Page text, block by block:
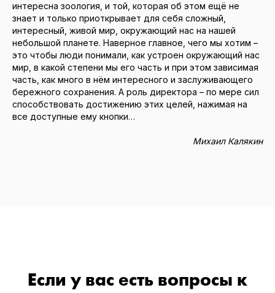
интересна зоология, и той, которая об этом ещё не
знает и только приоткрывает для себя сложный,
интересный, живой мир, окружающий нас на нашей
небольшой планете. Наверное главное, чего мы хотим –
это чтобы люди понимали, как устроен окружающий нас
мир, в какой степени мы его часть и при этом зависимая
часть, как много в нём интересного и заслуживающего
бережного сохранения. А роль директора – по мере сил
способствовать достижению этих целей, нажимая на
все доступные ему кнопки…
Михаил Калякин
Если у вас есть вопросы к